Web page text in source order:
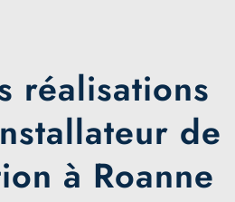
réalisations
de
à Roanne